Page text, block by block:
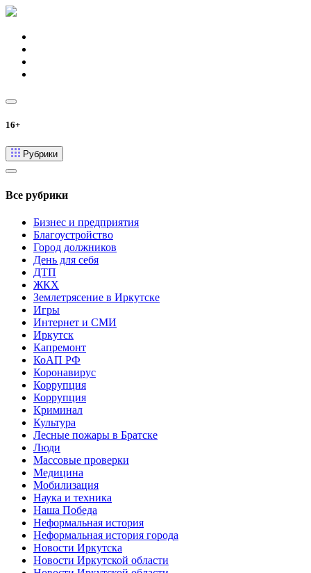
16+
Рубрики
Все рубрики
Бизнес и предприятия
Благоустройство
Город должников
День для себя
ДТП
ЖКХ
Землетрясение в Иркутске
Игры
Интернет и СМИ
Иркутск
Капремонт
КоАП РФ
Коронавирус
Коррупция
Коррупция
Криминал
Культура
Лесные пожары в Братске
Люди
Массовые проверки
Медицина
Мобилизация
Наука и техника
Наша Победа
Неформальная история
Неформальная история города
Новости Иркутска
Новости Иркутской области